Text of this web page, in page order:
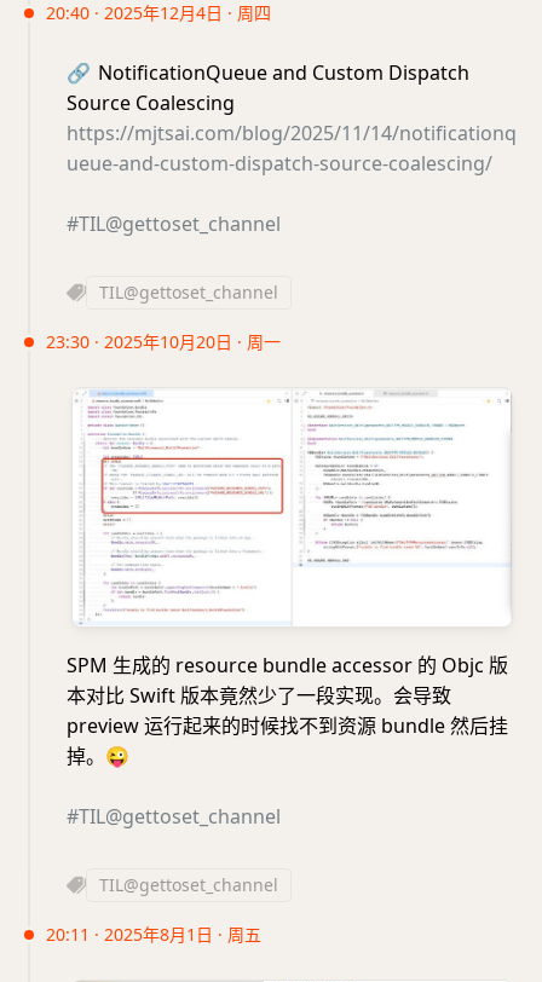
20:40 · 2025年12月4日 · 周四
🔗 NotificationQueue and Custom Dispatch
Source Coalescing
https://mjtsai.com/blog/2025/11/14/notificationq
ueue-and-custom-dispatch-source-coalescing/
#TIL@gettoset_channel
TIL@gettoset_channel
23:30 · 2025年10月20日 · 周一
SPM 生成的 resource bundle accessor 的 Objc 版
本对比 Swift 版本竟然少了一段实现。会导致
preview 运行起来的时候找不到资源 bundle 然后挂
掉。 😜
#TIL@gettoset_channel
TIL@gettoset_channel
20:11 · 2025年8月1日 · 周五